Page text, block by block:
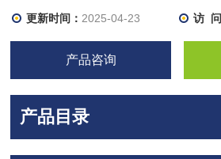
更新时间： 2025-04-23 访
产品咨询
产品目录